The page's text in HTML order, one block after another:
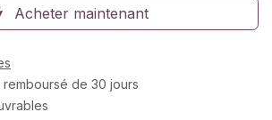
Acheter maintenant
remboursé de 30 jours